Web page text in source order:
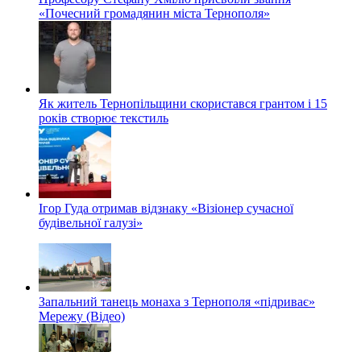
«Почесний громадянин міста Тернополя»
Як житель Тернопільщини скористався грантом і 15
років створює текстиль
Ігор Гуда отримав відзнаку «Візіонер сучасної
будівельної галузі»
Запальний танець монаха з Тернополя «підриває»
Мережу (Відео)